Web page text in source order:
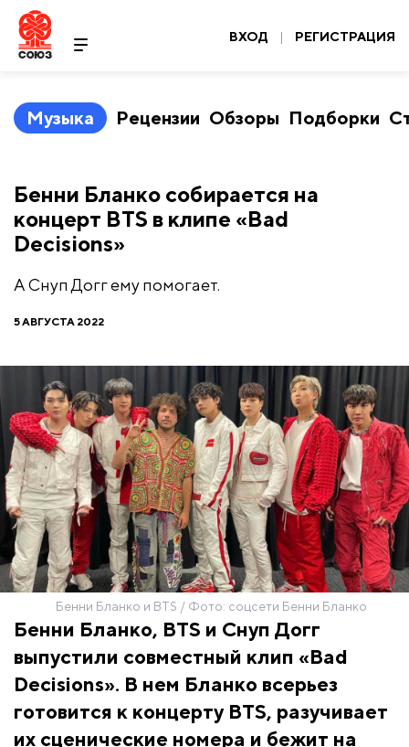
ВХОД | РЕГИСТРАЦИЯ
Музыка Рецензии Обзоры Подборки
Бенни Бланко собирается на
концерт BTS в клипе «Bad
Decisions»
А Снуп Догг ему помогает.
5 АВГУСТА 2022
Бенни Бланко и BTS / Фото: соцсети Бенни Бланко
Бенни Бланко, BTS и Снуп Догг
выпустили совместный клип «Bad
Decisions». В нем Бланко всерьез
готовится к концерту BTS, разучивает
их сценические номера и бежит на